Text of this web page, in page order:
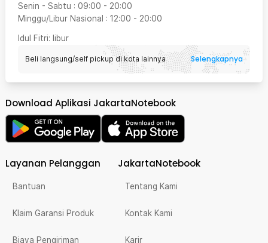
Senin - Sabtu : 09:00 - 20:00
Minggu/Libur Nasional : 12:00 - 20:00
Idul Fitri: libur
Beli langsung/self pickup di kota lainnya Selengkapnya
Download Aplikasi JakartaNotebook
Layanan Pelanggan
Bantuan
Klaim Garansi Produk
Biaya Pengiriman
JakartaNotebook
Tentang Kami
Kontak Kami
Karir